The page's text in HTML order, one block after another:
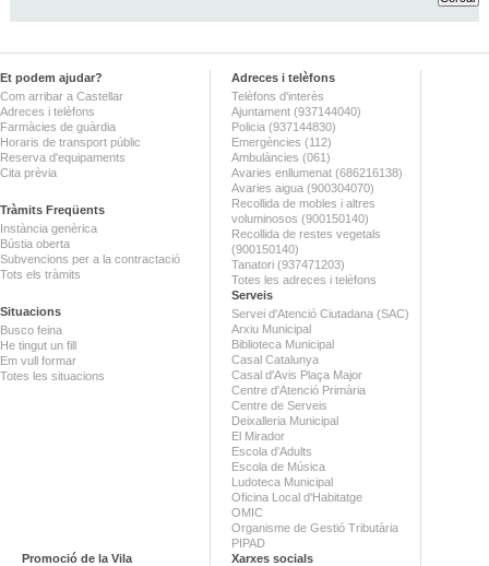
Et podem ajudar?
Com arribar a Castellar
Adreces i telèfons
Farmàcies de guàrdia
Horaris de transport públic
Reserva d'equipaments
Cita prèvia
Tràmits Freqüents
Instància genèrica
Bústia oberta
Subvencions per a la contractació
Tots els tràmits
Situacions
Busco feina
He tingut un fill
Em vull formar
Totes les situacions
Adreces i telèfons
Telèfons d'interès
Ajuntament (937144040)
Policia (937144830)
Emergències (112)
Ambulàncies (061)
Avaries enllumenat (686216138)
Avaries aigua (900304070)
Recollida de mobles i altres
voluminosos (900150140)
Recollida de restes vegetals
(900150140)
Tanatori (937471203)
Totes les adreces i telèfons
Serveis
Servei d'Atenció Ciutadana (SAC)
Arxiu Municipal
Biblioteca Municipal
Casal Catalunya
Casal d'Avis Plaça Major
Centre d'Atenció Primària
Centre de Serveis
Deixalleria Municipal
El Mirador
Escola d'Adults
Escola de Música
Ludoteca Municipal
Oficina Local d'Habitatge
OMIC
Organisme de Gestió Tributària
PIPAD
Promoció de la Vila
Xarxes socials